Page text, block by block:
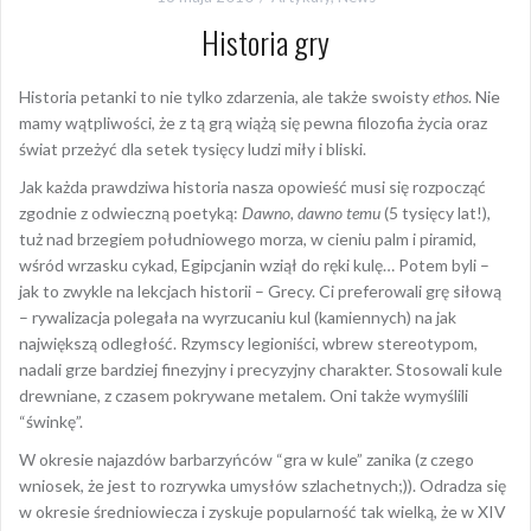
Historia gry
Historia petanki to nie tylko zdarzenia, ale także swoistyethos. Nie
mamy wątpliwości, że z tą grą wiążą się pewna filozofia życia oraz
świat przeżyć dla setek tysięcy ludzi miły i bliski.
Jak każda prawdziwa historia nasza opowieść musi się rozpocząć
zgodnie z odwieczną poetyką: Dawno, dawno temu(5 tysięcy lat!),
tuż nad brzegiem południowego morza, w cieniu palm i piramid,
wśród wrzasku cykad, Egipcjanin wziął do ręki kulę… Potem byli –
jak to zwykle na lekcjach historii – Grecy. Ci preferowali grę siłową
– rywalizacja polegała na wyrzucaniu kul (kamiennych) na jak
największą odległość. Rzymscy legioniści, wbrew stereotypom,
nadali grze bardziej finezyjny i precyzyjny charakter. Stosowali kule
drewniane, z czasem pokrywane metalem. Oni także wymyślili
“świnkę”.
W okresie najazdów barbarzyńców “gra w kule” zanika (z czego
wniosek, że jest to rozrywka umysłów szlachetnych;)). Odradza się
w okresie średniowiecza i zyskuje popularność tak wielką, że w XIV